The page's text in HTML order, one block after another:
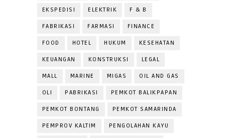
EKSPEDISI ELEKTRIK F & B
FABRIKASI FARMASI FINANCE
FOOD HOTEL HUKUM KESEHATAN
KEUANGAN KONSTRUKSI LEGAL
MALL MARINE MIGAS OIL AND GAS
OLI PABRIKASI PEMKOT BALIKPAPAN
PEMKOT BONTANG PEMKOT SAMARINDA
PEMPROV KALTIM PENGOLAHAN KAYU